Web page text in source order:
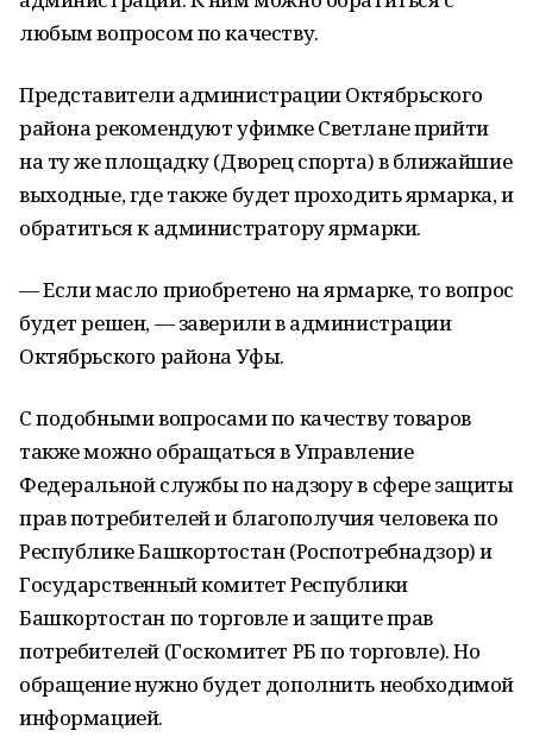
любым вопросом по качеству.
Представители администрации Октябрьского
района рекомендуют уфимке Светлане прийти
на ту же площадку (Дворец спорта) в ближайшие
выходные, где также будет проходить ярмарка, и
обратиться к администратору ярмарки.
— Если масло приобретено на ярмарке, то вопрос
будет решен, — заверили в администрации
Октябрьского района Уфы.
С подобными вопросами по качеству товаров
также можно обращаться в Управление
Федеральной службы по надзору в сфере защиты
прав потребителей и благополучия человека по
Республике Башкортостан (Роспотребнадзор) и
Государственный комитет Республики
Башкортостан по торговле и защите прав
потребителей (Госкомитет РБ по торговле). Но
обращение нужно будет дополнить необходимой
информацией.